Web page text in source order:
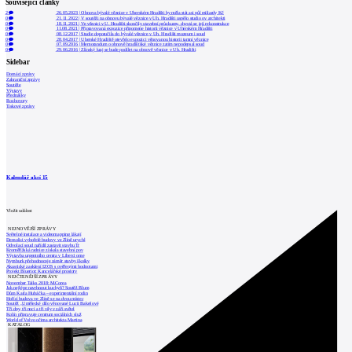
Související články
2 26.05.2023 |Obnova bývalé věznice v Uherském Hradišti by měla stát asi půl miliardy Kč
0
21.11.2022| V soutěži na obnovu bývalé věznice v Uh. Hradišti uspělo studio ov architekti
0
18.11.2021 | Ve věznici v U. Hradišti skončily stavební průzkumy, chystá se její rekonstrukce
0
11.08.2021 | Připravovaná expozice připomene historii věznice v Uherském Hradišti
0 08.12.2017 |Studie doporučila do bývalé věznice v Uh. Hradišti muzeum i soud
0
28.04.2017 |Uherské Hradiště otevřelo expozici věnovanou historii tamní věznice
0
07.09.2016 |Memorandum o obnově hradišťské věznice zatím nepodepsal soud
0 29.06.2016 |Zlínský kraj se bude podílet na obnově věznice v Uh. Hradišti
Sidebar
Domácí zprávy
Zahraniční zprávy
Soutěže
Výstavy
Přednášky
Rozhovory
Tiskové zprávy
Kalendář akcí 15
Vložit událost
NEJNOVĚJŠÍ ZPRÁVY
Světelné instalace a videomapping lákají
Demolici vyhořelé budovy ve Zlíně urychl
Odvolací soud nařídil zastavit stavbu Tr
Kroměřížská radnice získala stavební pov
Výstavba urgentního centra v Liberci ome
Nymburk přehodnocuje záměr stavby školky
Akustické zasklení IZOS s ověřenými hodnotami
Projekt Blueriot: Kancelářské prostory
NEJČTENĚJŠÍ ZPRÁVY
November Talks 2018: M.Corea
Jak nejlépe navrhnout kuchyň? Soutěž Blum
Dům Karla Hubáčka – experimentální rodin
Hořící budova ve Zlíně se na dvou místec
Soutěž „Umělecké dílo věnované Lucii Bakešové
Tři dny, tři noci a tři vily v záři světel
Kolín připravuje centrum sociálních služ
World of Volvo očima architekta Martina
KATALOG